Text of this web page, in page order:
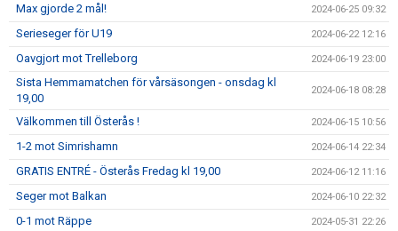
Max gjorde 2 mål! 2024-06-25 09:32
Serieseger för U19 2024-06-22 12:16
Oavgjort mot Trelleborg 2024-06-19 23:00
Sista Hemmamatchen för vårsäsongen - onsdag kl
19,00
2024-06-18 08:28
Välkommen till Österås ! 2024-06-15 10:56
1-2 mot Simrishamn 2024-06-14 22:34
GRATIS ENTRÉ - Österås Fredag kl 19,00 2024-06-12 11:16
Seger mot Balkan 2024-06-10 22:32
0-1 mot Räppe 2024-05-31 22:26